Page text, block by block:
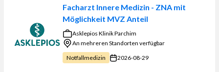
Facharzt Innere Medizin - ZNA mit
Möglichkeit MVZ Anteil
Asklepios Klinik Parchim
An mehreren Standorten verfügbar
Notfallmedizin
2026-08-29